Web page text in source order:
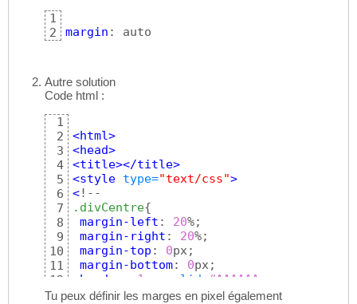
16
17
20
21
23
24
25
26
27
</head
<div class
</body
</html
1
2
margin : auto
Autre solution
Code html :
1
2
3
4
5
6
7
8
9
10
11
12
13
<html>
<head>
<title></title>
<style type="text/css">
<
.divCentre{
margin-left : 20%;
margin-right : 20%;
margin-top : 0px;
margin-bottom: 0px;
border
1 solid #AAAAAA
height : 200
Tu peux définir les marges en pixel également